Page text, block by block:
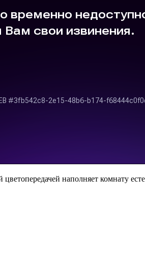
наполняет комнату